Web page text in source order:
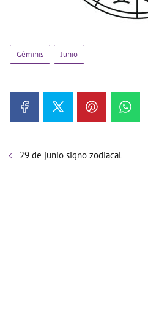
Géminis Junio
29 de junio signo zodiacal